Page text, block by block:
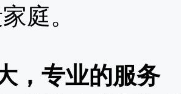
庭。
，专业的服务